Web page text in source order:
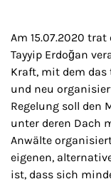
Am 15.07.2020
Tayyip Erdoğan
Kraft, mit dem
und neu
Regelung soll den
unter deren Dach
Anwälte
eigenen,
ist, dass sich